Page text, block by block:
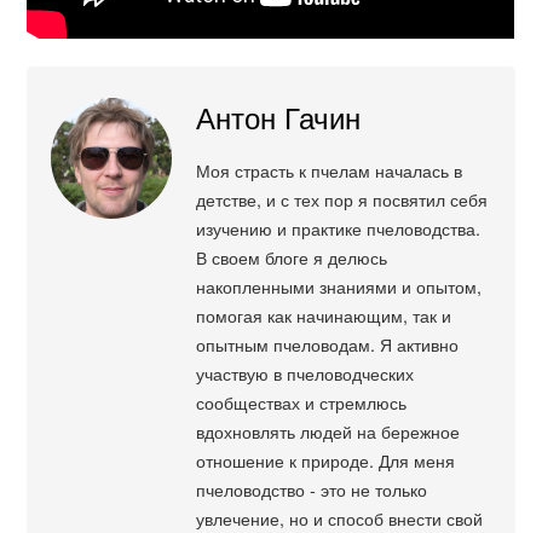
Антон Гачин
Моя страсть к пчелам началась в
детстве, и с тех пор я посвятил себя
изучению и практике пчеловодства.
В своем блоге я делюсь
накопленными знаниями и опытом,
помогая как начинающим, так и
опытным пчеловодам. Я активно
участвую в пчеловодческих
сообществах и стремлюсь
вдохновлять людей на бережное
отношение к природе. Для меня
пчеловодство - это не только
увлечение, но и способ внести свой